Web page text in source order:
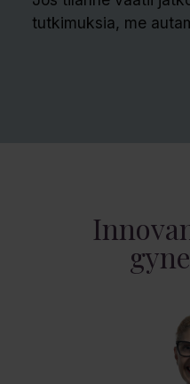
tutkimuksia, me